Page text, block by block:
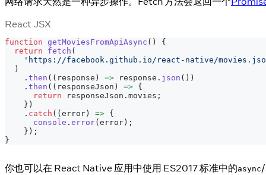
React JSX
function getMoviesFromApiAsync ( )
{
return
fetch (
'https://facebook.github.io/react-native/
)
. then ( ( response ) => response . json ( ) )
. then ( ( responseJson ) => {
return responseJson . movies ;
} )
. catch ( ( error ) => {
console . error( error ) ;
} ) ;
}
你也可以在 React Native 应用中使用 ES2017 标准中的async/